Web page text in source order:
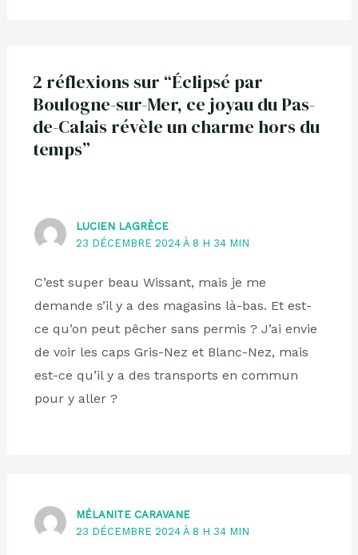
2 réflexions sur “Éclipsé par
Boulogne-sur-Mer, ce joyau du Pas-
de-Calais révèle un charme hors du
temps”
LUCIEN LAGRÈCE
23 DÉCEMBRE 2024 À 8 H 34 MIN
C’est super beau Wissant, mais je me
demande s’il y a des magasins là-bas. Et est-
ce qu’on peut pêcher sans permis ? J’ai envie
de voir les caps Gris-Nez et Blanc-Nez, mais
est-ce qu’il y a des transports en commun
pour y aller ?
MÉLANITE CARAVANE
23 DÉCEMBRE 2024 À 8 H 34 MIN